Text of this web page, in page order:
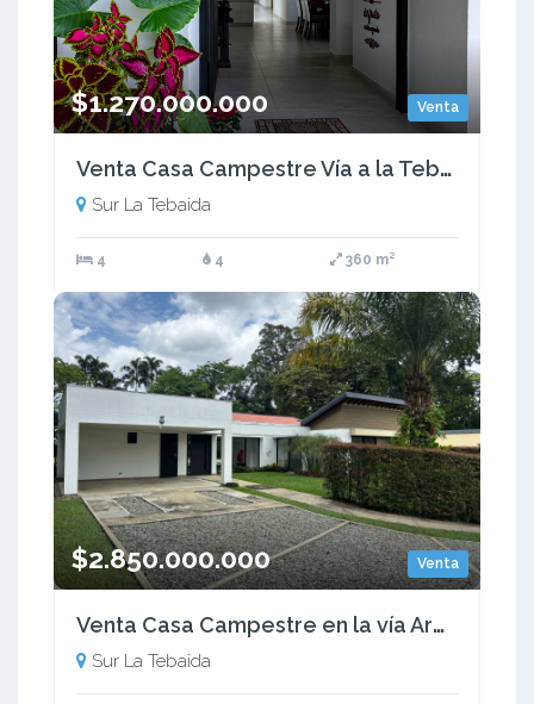
Venta
$1.270.000.000
Venta Casa Campestre Vía a la Tebaida. Quindío - Colombia COD: 7187083
Sur La Tebaida
4 4 360 m²
Venta
$2.850.000.000
Venta Casa Campestre en la vía Armenia a Tebaida Quindio COD: 8620282
Sur La Tebaida